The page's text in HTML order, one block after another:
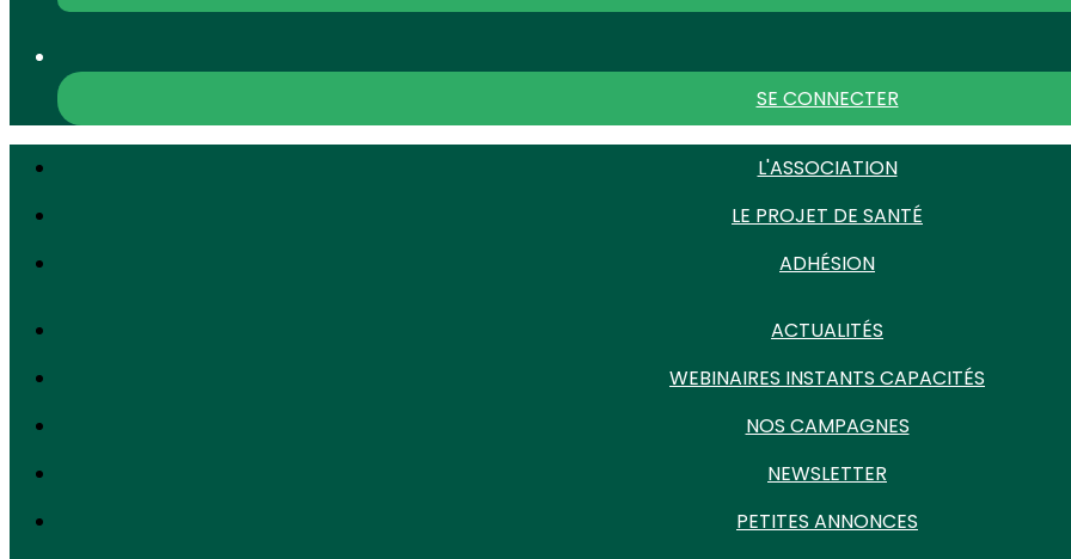
SE CONNECTER
L'ASSOCIATION
LE PROJET DE SANTÉ
ADHÉSION
ACTUALITÉS
WEBINAIRES INSTANTS CAPACITÉS
NOS CAMPAGNES
NEWSLETTER
PETITES ANNONCES